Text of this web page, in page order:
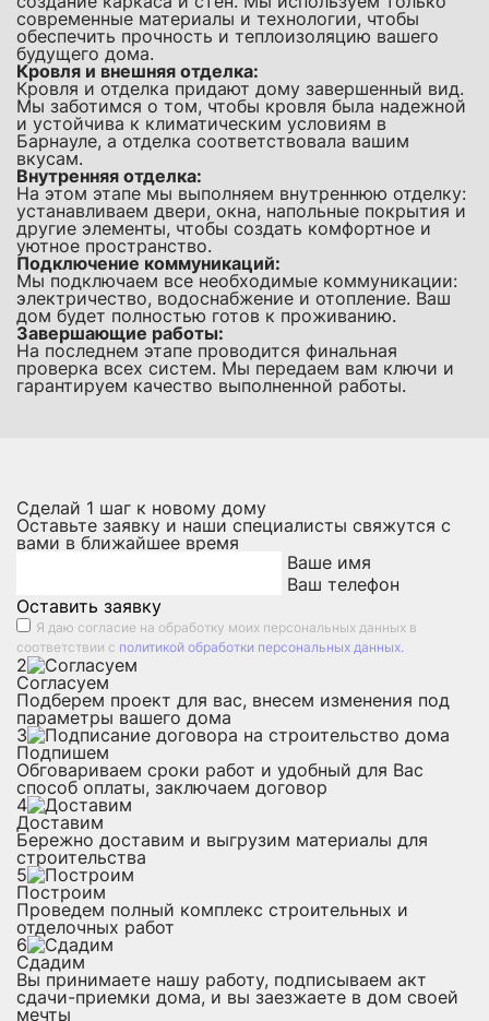
современные материалы и технологии, чтобы
обеспечить прочность и теплоизоляцию вашего
будущего дома.
Кровля и внешняя отделка:
Кровля и отделка придают дому завершенный вид.
Мы заботимся о том, чтобы кровля была надежной
и устойчива к климатическим условиям в
Барнауле, а отделка соответствовала вашим
вкусам.
Внутренняя отделка:
На этом этапе мы выполняем внутреннюю отделку:
устанавливаем двери, окна, напольные покрытия и
другие элементы, чтобы создать комфортное и
уютное пространство.
Подключение коммуникаций:
Мы подключаем все необходимые коммуникации:
электричество, водоснабжение и отопление. Ваш
дом будет полностью готов к проживанию.
Завершающие работы:
На последнем этапе проводится финальная
проверка всех систем. Мы передаем вам ключи и
гарантируем качество выполненной работы.
Сделай 1 шаг к новому дому
Оставьте заявку и наши специалисты свяжутся с
вами в ближайшее время
Ваше имя
Ваш телефон
Оставить заявку
Я даю согласие на обработку моих персональных данных в
соответствии с политикой обработки персональных данных.
2
Согласуем
Подберем проект для вас, внесем изменения под
параметры вашего дома
3
Подпишем
Обговариваем сроки работ и удобный для Вас
способ оплаты, заключаем договор
4
Доставим
Бережно доставим и выгрузим материалы для
строительства
5
Построим
Проведем полный комплекс строительных и
отделочных работ
6
Сдадим
Вы принимаете нашу работу, подписываем акт
сдачи-приемки дома, и вы заезжаете в дом своей
мечты